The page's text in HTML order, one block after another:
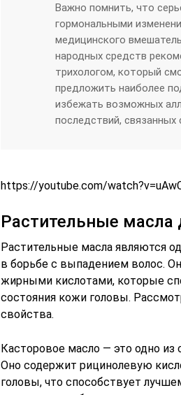
Важно помнить, что
гормональными
медицинского
народных средств
трихологом, который
предложить наиболее
избежать возможных
последствий,
https://youtube.com/
Растительные
Растительные масла являются
в борьбе с выпадением волос.
жирными кислотами, которые
состояния кожи головы.
свойства.
Касторовое масло — это одно из
Оно содержит рицинолевую
головы, что способствует